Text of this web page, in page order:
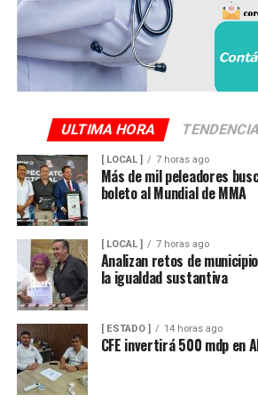
ULTIMA HORA TENDENCIA
[ LOCAL ] 7 horas ago
Más de mil peleadores
boleto al Mundial de MMA
[ LOCAL ] 7 horas ago
Analizan retos de
la igualdad sustantiva
[ ESTADO ] 14 horas ago
CFE invertirá 500 mdp en